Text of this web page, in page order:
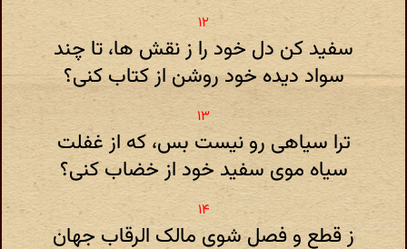
سفید کن دل خود را ز نقش ها، تا چند
سواد دیده خود روشن از کتاب کنی؟
ترا سیاهی رو نیست بس، که از غفلت
سیاه موی سفید خود از خضاب کنی؟
ز قطع و فصل شوی مالک الرقاب جهان